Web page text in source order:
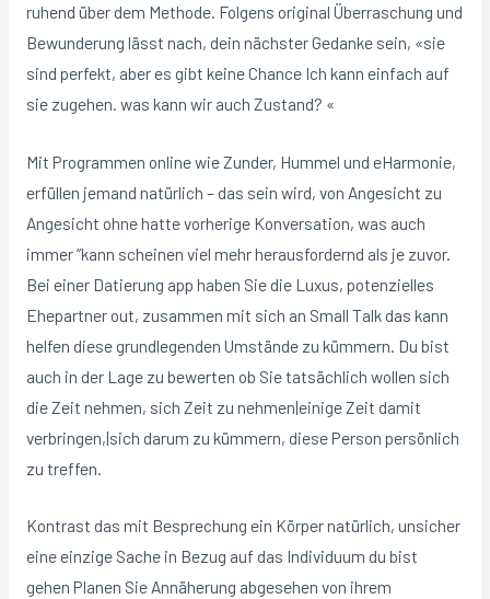
ruhend über dem Methode. Folgens original Überraschung und
Bewunderung lässt nach, dein nächster Gedanke sein, «sie
sind perfekt, aber es gibt keine Chance Ich kann einfach auf
sie zugehen. was kann wir auch Zustand? «
Mit Programmen online wie Zunder, Hummel und eHarmonie,
erfüllen jemand natürlich – das sein wird, von Angesicht zu
Angesicht ohne hatte vorherige Konversation, was auch
immer ”kann scheinen viel mehr herausfordernd als je zuvor.
Bei einer Datierung app haben Sie die Luxus, potenzielles
Ehepartner out, zusammen mit sich an Small Talk das kann
helfen diese grundlegenden Umstände zu kümmern. Du bist
auch in der Lage zu bewerten ob Sie tatsächlich wollen sich
die Zeit nehmen, sich Zeit zu nehmen|einige Zeit damit
verbringen,|sich darum zu kümmern, diese Person persönlich
zu treffen.
Kontrast das mit Besprechung ein Körper natürlich, unsicher
eine einzige Sache in Bezug auf das Individuum du bist
gehen Planen Sie Annäherung abgesehen von ihrem